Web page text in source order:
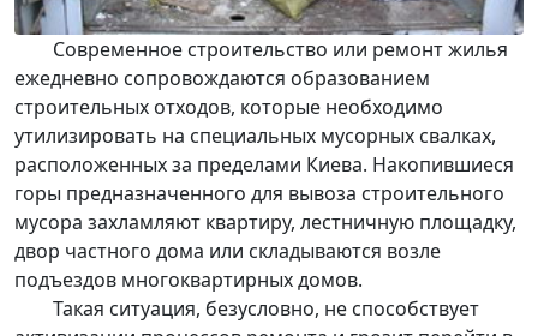
Современное строительство или ремонт жилья
ежедневно сопровождаются образованием
строительных отходов, которые необходимо
утилизировать на специальных мусорных свалках,
расположенных за пределами Киева. Накопившиеся
горы предназначенного для вывоза строительного
мусора захламляют квартиру, лестничную площадку,
двор частного дома или складываются возле
подъездов многоквартирных домов.
Такая ситуация, безусловно, не способствует